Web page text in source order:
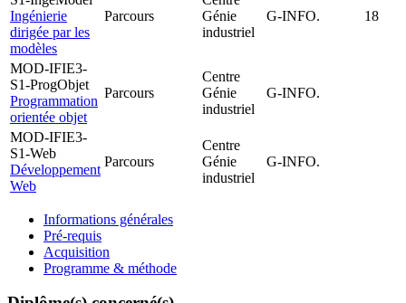
Ingénierie
dirigée par les
modèles
Parcours
Génie
industriel
G-INFO. 18
MOD-IFIE3-
S1-ProgObjet
Programmation
orientée objet
Parcours
Centre
Génie
industriel
G-INFO.
MOD-IFIE3-
S1-Web
Développement
Web
Parcours
Centre
Génie
industriel
G-INFO.
Informations générales
Pré-requis
Acquisition
Programme & méthode